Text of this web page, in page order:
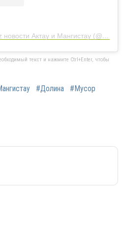
Публикация от 💚inAktau.kz новости Актау и Мангистау (@inaktau.kz)
текст и нажмите Ctrl+Enter, чтобы
#Долина
#Мусор